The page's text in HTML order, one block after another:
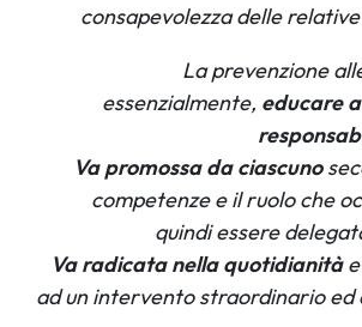
consapevolezza delle
La prevenzione
essenzialmente, educare
Va promossa da ciascuno
competenze e il ruolo che
quindi essere
Va radicata nella quotidianitàe
ad un intervento straordinario ed